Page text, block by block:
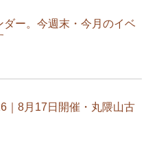
ー。今週末・今月のイベ
｜8月17日開催・丸隈山古